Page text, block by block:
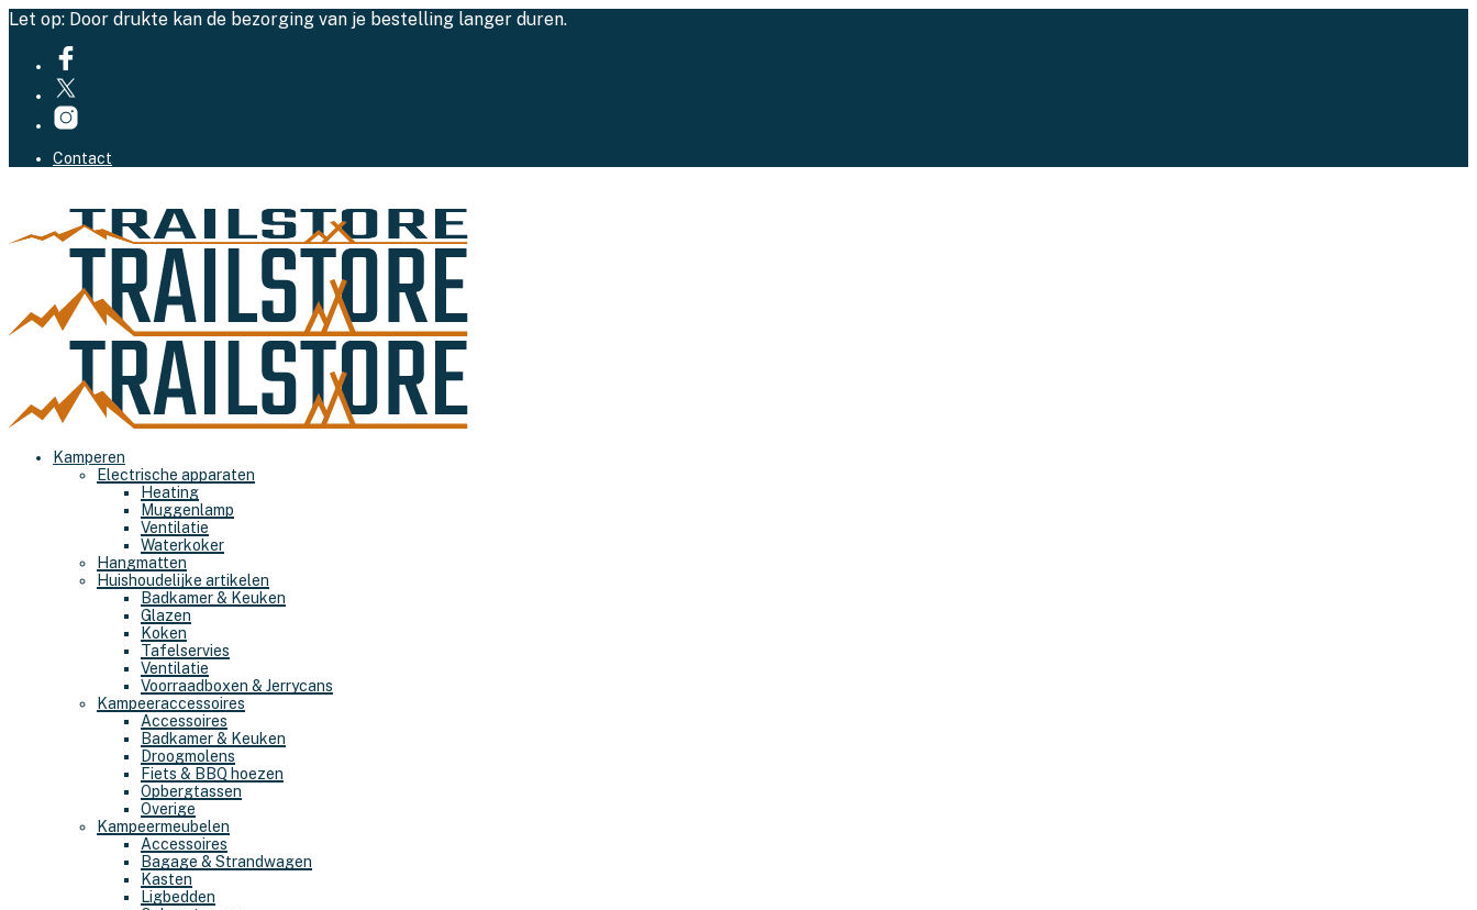
Let op: Door drukte kan de bezorging van je bestelling langer duren.
Contact
Kamperen
Electrische apparaten
Heating
Muggenlamp
Ventilatie
Waterkoker
Hangmatten
Huishoudelijke artikelen
Badkamer & Keuken
Glazen
Koken
Tafelservies
Ventilatie
Voorraadboxen & Jerrycans
Kampeeraccessoires
Accessoires
Badkamer & Keuken
Droogmolens
Fiets & BBQ hoezen
Opbergtassen
Overige
Kampeermeubelen
Accessoires
Bagage & Strandwagen
Kasten
Ligbedden